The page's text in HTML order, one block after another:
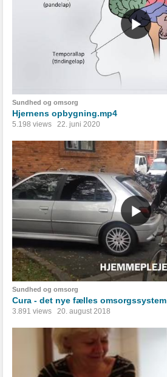
Sundhed og omsorg
Hjernens opbygning.mp4
5.198 views 22. juni 2020
Sundhed og omsorg
Cura - det nye fælles omsorgssystem
3.891 views 20. august 2018